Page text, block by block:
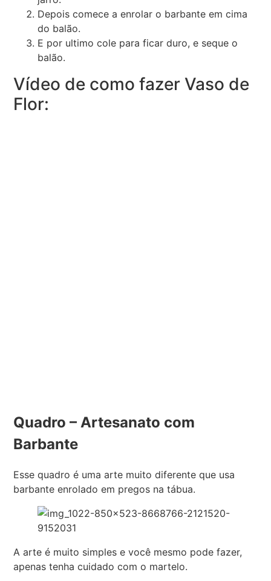
Depois comece a enrolar o barbante em cima
do balão.
E por ultimo cole para ficar duro, e seque o
balão.
Vídeo de como fazer Vaso de
Flor:
Quadro – Artesanato com
Barbante
Esse quadro é uma arte muito diferente que usa
barbante enrolado em pregos na tábua.
A arte é muito simples e você mesmo pode fazer,
apenas tenha cuidado com o martelo.